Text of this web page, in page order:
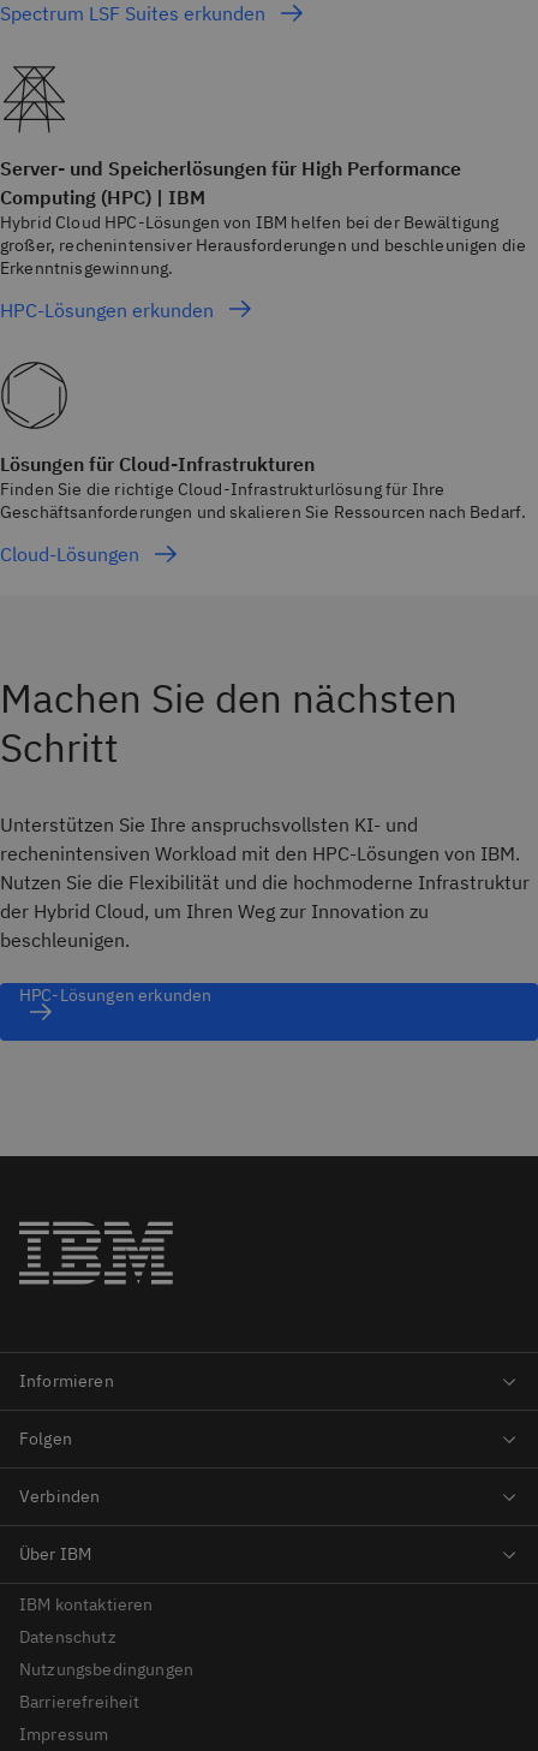
Spectrum LSF Suites erkunden
Server- und Speicherlösungen für High Performance
Computing (HPC) | IBM
Hybrid Cloud HPC-Lösungen von IBM helfen bei der Bewältigung
großer, rechenintensiver Herausforderungen und beschleunigen die
Erkenntnisgewinnung.
HPC-Lösungen erkunden
Lösungen für Cloud-Infrastrukturen
Finden Sie die richtige Cloud-Infrastrukturlösung für Ihre
Geschäftsanforderungen und skalieren Sie Ressourcen nach Bedarf.
Cloud-Lösungen
Machen Sie den nächsten
Schritt
Unterstützen Sie Ihre anspruchsvollsten KI- und
rechenintensiven Workload mit den HPC-Lösungen von IBM.
Nutzen Sie die Flexibilität und die hochmoderne Infrastruktur
der Hybrid Cloud, um Ihren Weg zur Innovation zu
beschleunigen.
HPC-Lösungen erkunden
IBM kontaktieren
Datenschutz
Nutzungsbedingungen
Barrierefreiheit
Impressum